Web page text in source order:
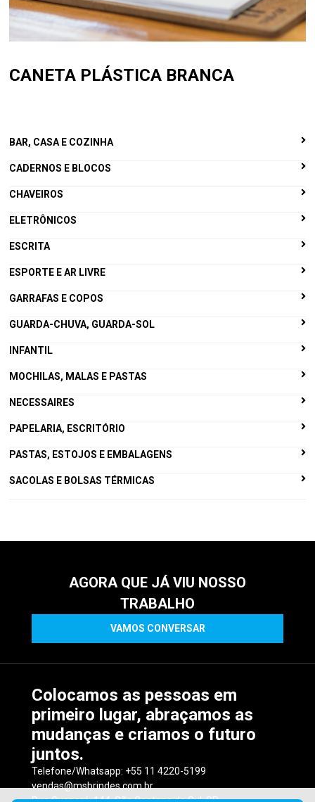
CANETA PLÁSTICA BRANCA
BAR, CASA E COZINHA
CADERNOS E BLOCOS
CHAVEIROS
ELETRÔNICOS
ESCRITA
ESPORTE E AR LIVRE
GARRAFAS E COPOS
GUARDA-CHUVA, GUARDA-SOL
INFANTIL
MOCHILAS, MALAS E PASTAS
NECESSAIRES
PAPELARIA, ESCRITÓRIO
PASTAS, ESTOJOS E EMBALAGENS
SACOLAS E BOLSAS TÉRMICAS
AGORA QUE JÁ VIU NOSSO
TRABALHO
VAMOS CONVERSAR
Colocamos as pessoas em
primeiro lugar, abraçamos as
mudanças e criamos o futuro
juntos.
Telefone/Whatsapp: +55 11 4220-5199
vendas@msbrindes.com.br